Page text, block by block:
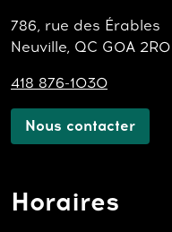
786, rue des Érables
Neuville, QC G0A 2R0
418 876-1030
Nous contacter
Horaires